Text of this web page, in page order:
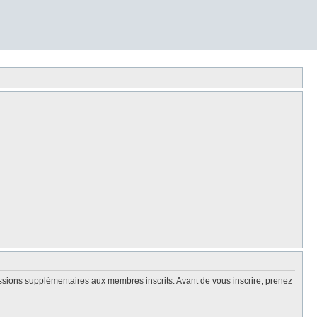
supplémentaires aux membres inscrits. Avant de vous inscrire, prenez